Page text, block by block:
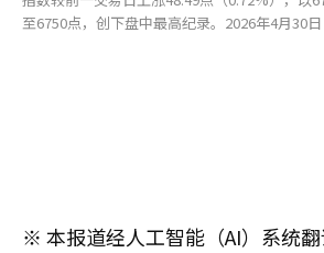
至6750点，创下盘中最高纪录。2026年4月30日
※ 本报道经人工智能（AI）系统翻